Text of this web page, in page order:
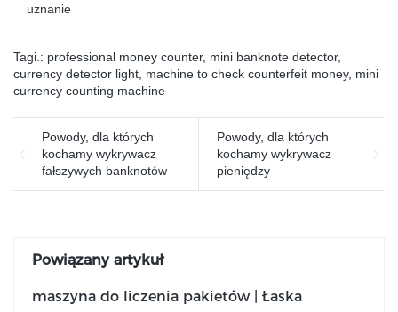
uznanie
Tagi.: professional money counter, mini banknote detector,
currency detector light machine to check counterfeit money, mini
currency counting machine
Powody, dla których
kochamy wykrywacz
fałszywych banknotów
Powody, dla których
kochamy wykrywacz
pieniędzy
Powiązany artykuł
maszyna do liczenia pakietów | Łaska